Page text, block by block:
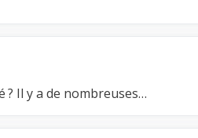
Il y a de nombreuses…